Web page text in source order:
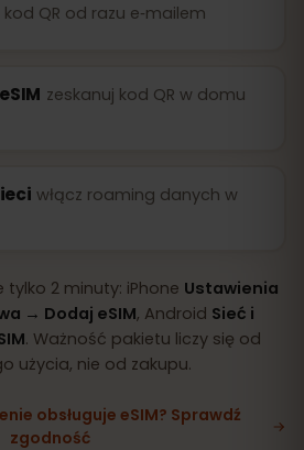
kod QR od razu e‑mailem
zeskanuj kod QR w domu
włącz roaming danych w
2 minuty: iPhone Ustawienia
→ Dodaj eSIM, Android Sieć i
. Ważność pakietu liczy się od
użycia, nie od zakupu.
obsługuje eSIM? Sprawdź
zgodność